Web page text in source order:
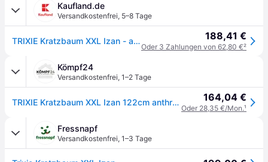
Kaufland.de
Versandkostenfrei, 5–8 Tage
TRIXIE Kratzbaum XXL Izan - anthrazit 188,41 €
Oder 3 Zahlungen von 62,80 €²
Kömpf24
Versandkostenfrei, 1–2 Tage
TRIXIE Kratzbaum XXL Izan 122cm anthrazit 164,04 €
Oder 28,35 €/Mon.¹
Fressnapf
Versandkostenfrei, 1–3 Tage